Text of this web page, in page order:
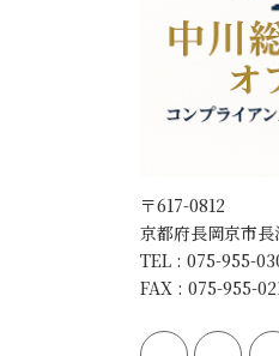
〒617-0812
京都府長岡京市
TEL : 075-955-
FAX : 075-955-